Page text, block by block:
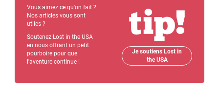
Vous aimez ce qu'on fait ?
Nos articles vous sont
utiles ?
Soutenez Lost in the USA
en nous offrant un petit
pourboire pour que
l'aventure continue !
Je soutiens Lost in
the USA